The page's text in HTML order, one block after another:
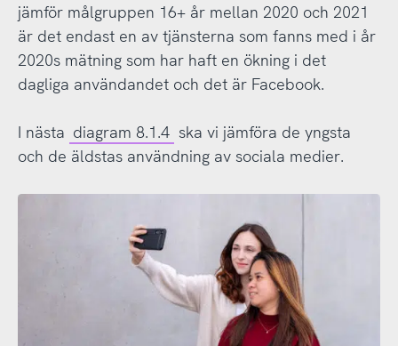
jämför målgruppen 16+ år mellan 2020 och 2021
är det endast en av tjänsterna som fanns med i år
2020s mätning som har haft en ökning i det
dagliga användandet och det är Facebook.
I nästa diagram 8.1.4 ska vi jämföra de yngsta
och de äldstas användning av sociala medier.